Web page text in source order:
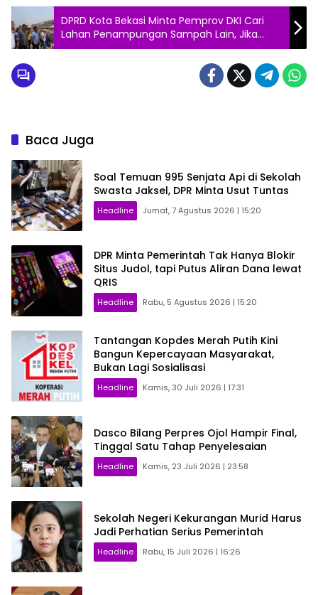
DPRD Kota Bekasi Minta Pemprov DKI Cari
Lahan Penampungan Sampah Lain, Jika…
Baca Juga
Soal Temuan 995 Senjata Api di Sekolah
Swasta Jaksel, DPR Minta Usut Tuntas
Headline Jumat, 7 Agustus 2026 | 15:20
DPR Minta Pemerintah Tak Hanya Blokir
Situs Judol, tapi Putus Aliran Dana lewat
QRIS
Headline Rabu, 5 Agustus 2026 | 15:20
Tantangan Kopdes Merah Putih Kini
Bangun Kepercayaan Masyarakat,
Bukan Lagi Sosialisasi
Headline Kamis, 30 Juli 2026 | 17:31
Dasco Bilang Perpres Ojol Hampir Final,
Tinggal Satu Tahap Penyelesaian
Headline Kamis, 23 Juli 2026 | 23:58
Sekolah Negeri Kekurangan Murid Harus
Jadi Perhatian Serius Pemerintah
Headline Rabu, 15 Juli 2026 | 16:26